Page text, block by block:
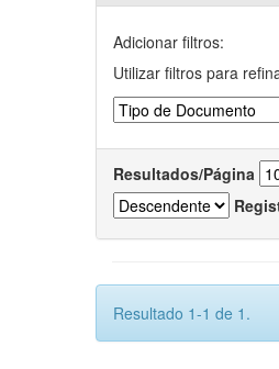
Adicionar filtros:
Utilizar filtros para
Resultados/Página
Resultado 1-1 de 1.